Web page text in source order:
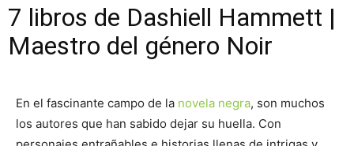
7 libros de Dashiell Hammett |
Maestro del género Noir
En el fascinante campo de la novela negra, son muchos
los autores que han sabido dejar su huella. Con